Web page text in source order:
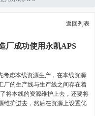
返回列表
厂成功使用永凯APS
考虑本线资源生产，在本线资源
厂的生产线与生产线之间存在着
将本线的资源维护上去，还要将
维护进去，然后在资源上设置优